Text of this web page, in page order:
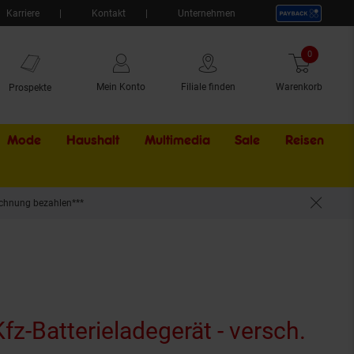
Karriere Kontakt Unternehmen
Prospekte Mein Konto Filiale finden Warenkorb
0 Artikel
Mode Haushalt Multimedia Sale Externer
Reisen
bezahlen***
Batterieladegerät - versch.